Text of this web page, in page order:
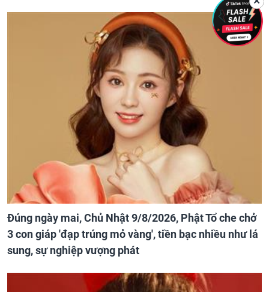
Đúng ngày mai, Chủ Nhật 9/8/2026, Phật Tổ che chở
3 con giáp 'đạp trúng mỏ vàng', tiền bạc nhiều như lá
sung, sự nghiệp vượng phát